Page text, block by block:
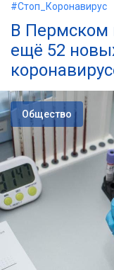
#Стоп_Коронавирус
В Пермском
ещё 52
Общество